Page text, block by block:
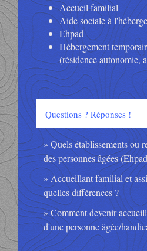
Accueil familial
Aide sociale à
Ehpad
Hébergement
(résidence autonomie,
Questions ? Réponses !
Quels établissements ou
des personnes âgées
Accueillant familial et
quelles différences ?
Comment devenir
d'une personne âgée/